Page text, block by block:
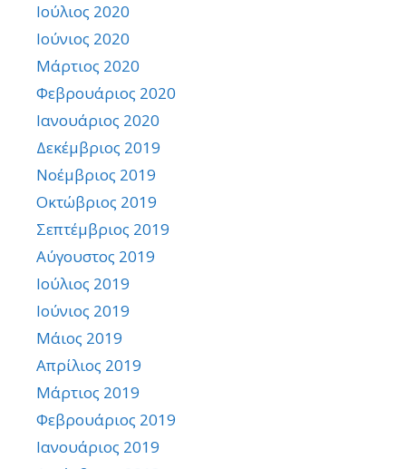
Ιούλιος 2020
Ιούνιος 2020
Μάρτιος 2020
Φεβρουάριος 2020
Ιανουάριος 2020
Δεκέμβριος 2019
Νοέμβριος 2019
Οκτώβριος 2019
Σεπτέμβριος 2019
Αύγουστος 2019
Ιούλιος 2019
Ιούνιος 2019
Μάιος 2019
Απρίλιος 2019
Μάρτιος 2019
Φεβρουάριος 2019
Ιανουάριος 2019